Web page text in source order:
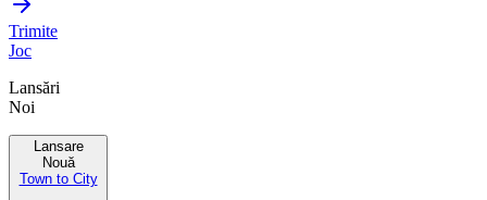
Trimite
Joc
Lansări
Noi
Lansare
Nouă
Town to City